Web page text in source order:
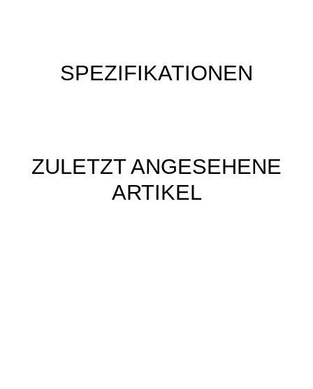
SPEZIFIKATIONEN
ZULETZT ANGESEHENE
ARTIKEL